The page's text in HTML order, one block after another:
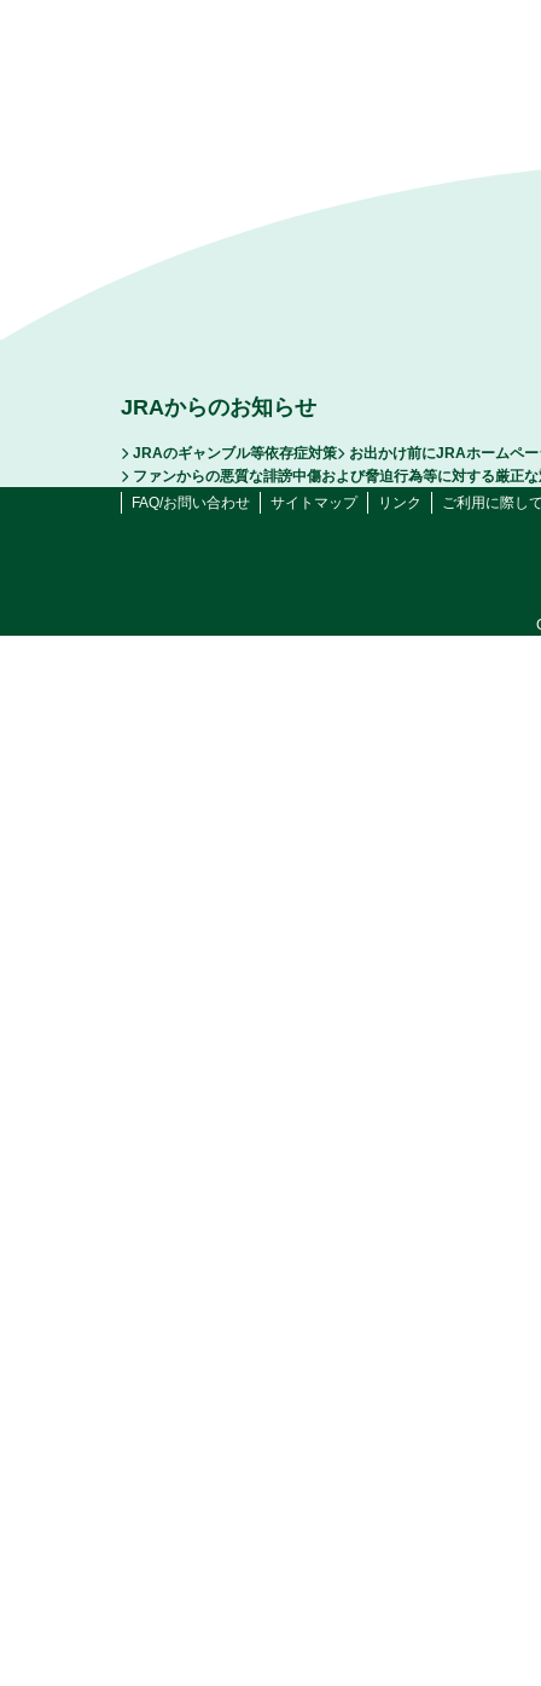
JRAからのお知らせ
JRAのギャンブル等依存症対策
お出かけ前にJRAホームペ
ファンからの悪質な誹謗中傷および脅迫行為等に対する厳正
FAQ/お問い合わせ
サイトマップ リンク ご利用に際し